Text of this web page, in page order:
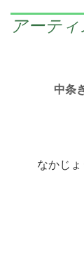
アーテ
中条
なかじ